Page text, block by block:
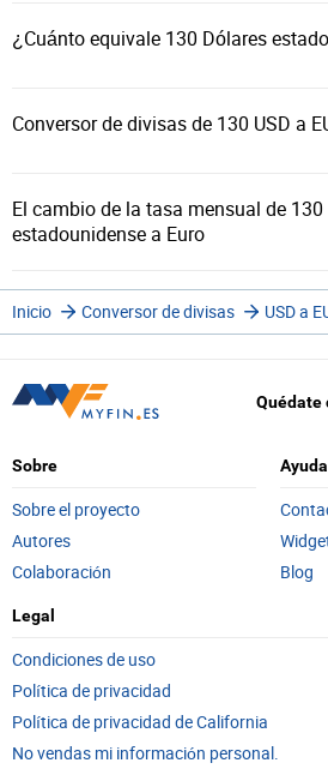
¿Cuánto equivale 130 Dólares
Conversor de divisas de 130 USD a
El cambio de la tasa mensual de
estadounidense a Euro
Inicio Conversor de divisas USD a
Quédate
Sobre
Sobre el proyecto
Autores
Colaboración
Ayuda
Blog
Legal
Condiciones de uso
Política de privacidad
Política de privacidad de California
No vendas mi información personal.